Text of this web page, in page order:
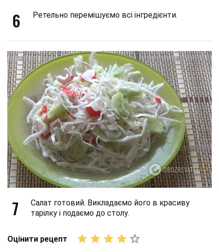
6 Ретельно перемішуємо всі інгредієнти.
7
Салат готовий. Викладаємо його в красиву
тарілку і подаємо до столу.
Оцінити рецепт